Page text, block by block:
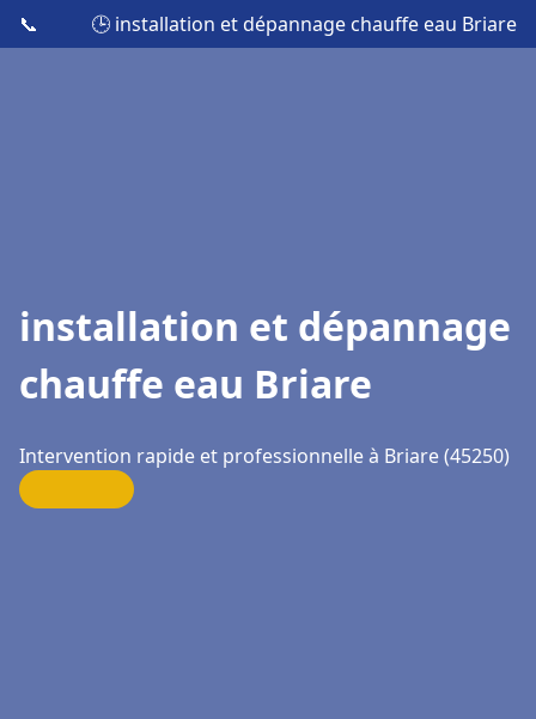
📞 🕒 installation et dépannage chauffe eau Briare
installation et dépannage
chauffe eau Briare
Intervention rapide et professionnelle à Briare (45250)